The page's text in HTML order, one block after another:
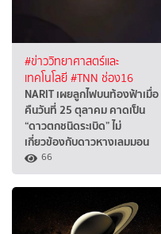
#ข่าววิทยาศาสตร์และ
เทคโนโลยี#TNN ช่อง16
NARIT เผยลูกไฟบนท้องฟ้าเมื่อ
คืนวันที่ 25 ตุลาคม คาดเป็น
“ดาวตกชนิดระเบิด” ไม่
เกี่ยวข้องกับดาวหางเลมมอน
66